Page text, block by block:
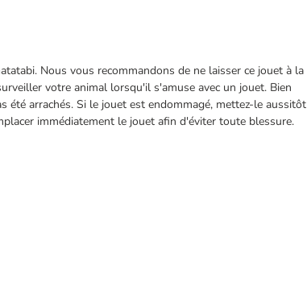
Nous vous recommandons de ne laisser ce jouet à la
votre animal lorsqu'il s'amuse avec un jouet. Bien
été arrachés. Si le jouet est endommagé, mettez-le aussitôt
immédiatement le jouet afin d'éviter toute blessure.